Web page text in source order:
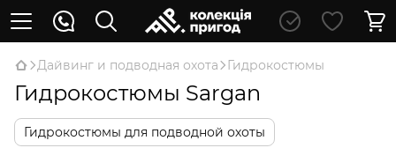
Дайвинг и подводная охота Гидрокостюмы
Гидрокостюмы Sargan
Гидрокостюмы для подводной охоты